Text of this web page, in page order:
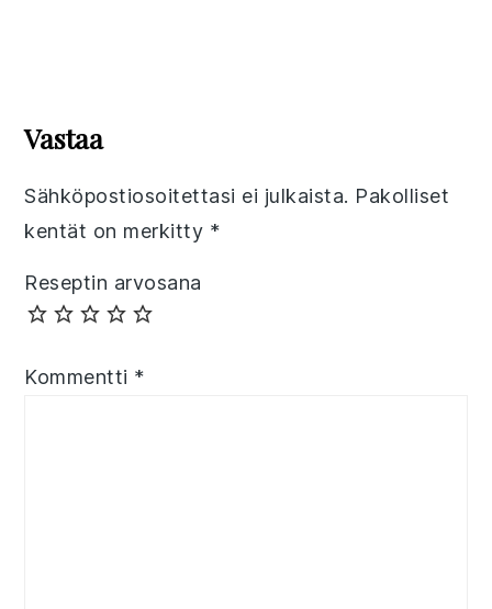
Interactions
Vastaa
Sähköpostiosoitettasi ei julkaista. Pakolliset
kentät on merkitty *
Reseptin arvosana
Kommentti *